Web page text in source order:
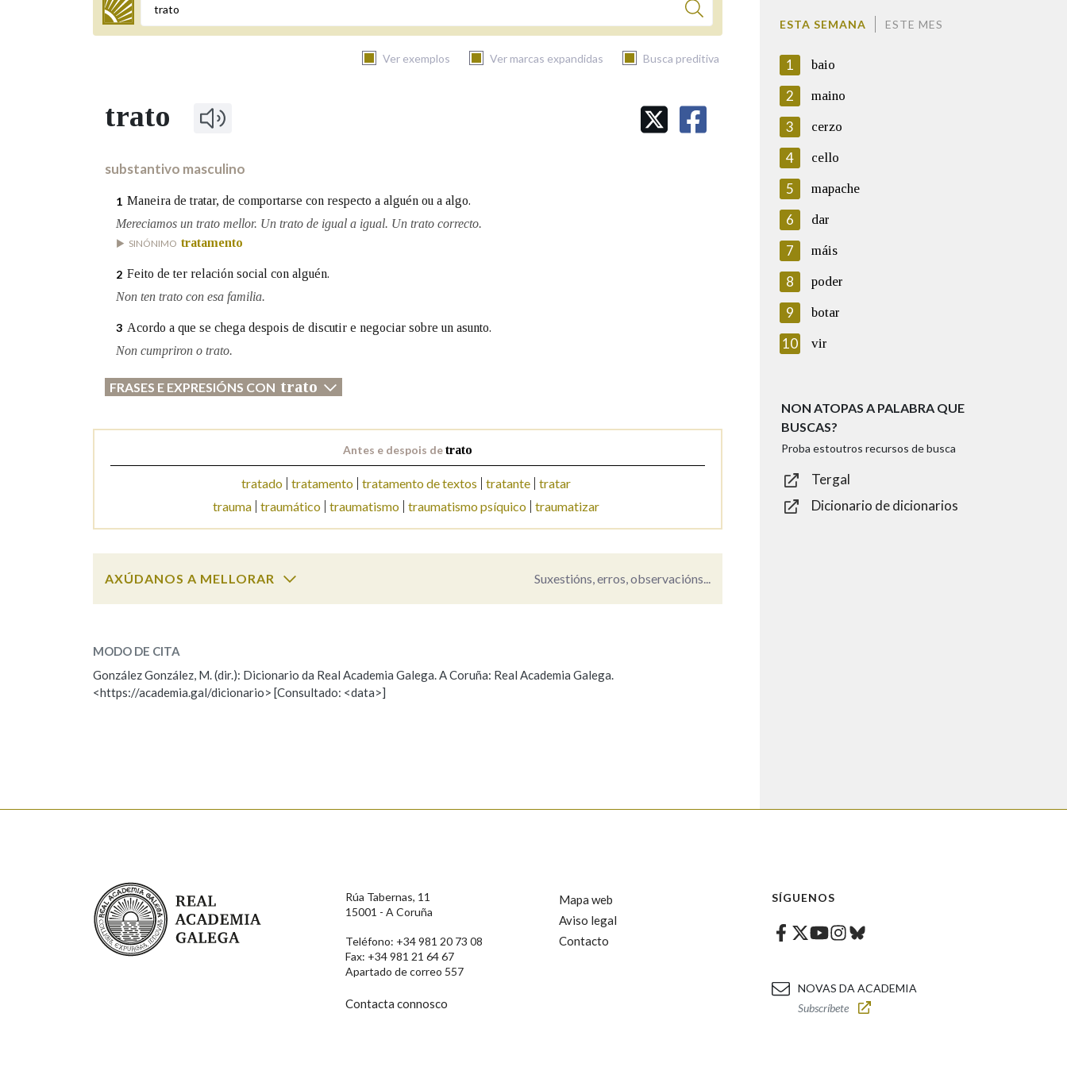
Termo a buscar
Ver exemplos Ver marcas expandidas Busca preditiva
BUSCAR NOS LEMAS
Remata por Nos exemplos
OUTRAS OPCIÓNS DE BUSCA
Marcas gramaticais
AXUDA NA BUSCA LIMPAR BUSCA
trato
substantivo masculino
1 Maneira de tratar, de comportarse con respecto a alguén ou a algo.
Mereciamos un trato mellor. Un trato de igual a igual. Un trato correcto.
SINÓNIMO tratamento
2 Feito de ter relación social con alguén.
Non ten trato con esa familia.
3 Acordo a que se chega despois de discutir e negociar sobre un asunto.
Non cumpriron o trato.
FRASES E EXPRESIÓNS CON trato
Antes e despois detrato
tratado tratamento tratamento de textos tratante
tratar
trauma
traumático traumatismo traumatismo psíquico traumatizar
AXÚDANOS A MELLORAR Suxestións, erros, observacións...
ESCOLLE UNHA OPCIÓN:
Observación Hai un erro na palabra Propoño mellorar a definición
Comentario
MODO DE CITA
González González, M. (dir.): Dicionario da Real Academia Galega. A Coruña: Real Academia Galega.
<https://academia.gal/dicionario> [Consultado: <data>]
ESTA SEMANA ESTE MES
1 baio
2 maino
3 cerzo
4 cello
5 mapache
6 dar
7 máis
8 poder
9 botar
10 vir
NON ATOPAS A PALABRA QUE
BUSCAS?
Proba estoutros recursos de busca
Tergal
Dicionario de dicionarios
Real Academia Galega
Rúa Tabernas, 11
15001 - A Coruña
Teléfono: +34 981 20 73 08
Fax: +34 981 21 64 67
Apartado de correo 557
Contacta connosco
Mapa web
Aviso legal
Contacto
SÍGUENOS
Facebook
Twitter
Youtube
Instagram
Bluesky
NOVAS DA ACADEMIA
Subscríbete